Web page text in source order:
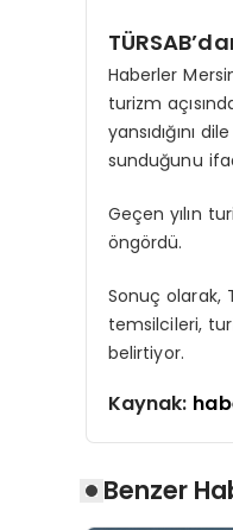
Haberler
turizm
yansıdığını
sunduğunu
Geçen yılın
öngördü.
Sonuç olarak,
temsilcileri,
belirtiyor.
Kaynak:
Benzer